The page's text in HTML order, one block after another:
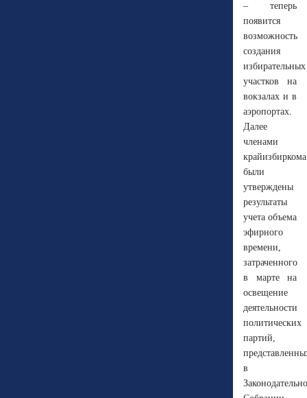
– теперь
появится
возможность
создания
избирательных
участков на
вокзалах и в
аэропортах.
Далее
членами
крайизбиркома
были
утверждены
результаты
учета объема
эфирного
времени,
затраченного
в марте на
освещение
деятельности
политических
партий,
в